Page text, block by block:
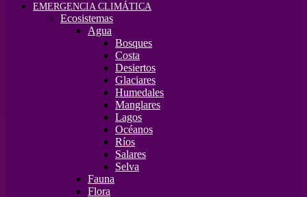
EMERGENCIA CLIMÁTICA
Ecosistemas
Agua
Bosques
Costa
Desiertos
Glaciares
Humedales
Manglares
Lagos
Océanos
Ríos
Salares
Selva
Fauna
Flora